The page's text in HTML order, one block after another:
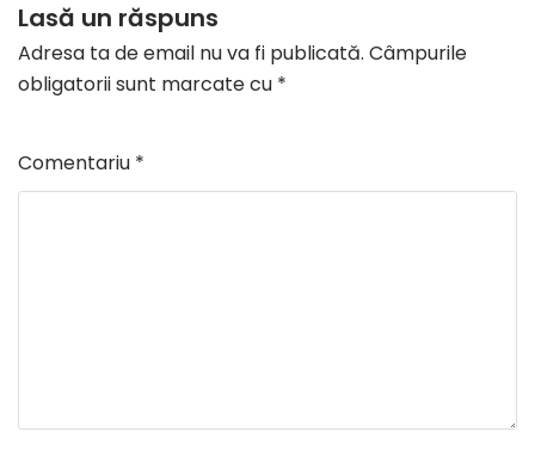
Lasă un răspuns
Adresa ta de email nu va fi publicată. Câmpurile
obligatorii sunt marcate cu *
Comentariu *